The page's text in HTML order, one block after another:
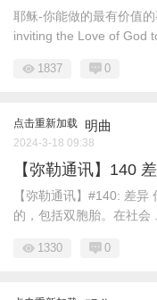
耶稣-你能做的最有价值
inviting the Love of God
1837 0
点击重新加载 明曲
2024-3-18 09:38
【弥勒通讯】140
【弥勒通讯】#140: 差
的，包括双胞胎。在社会 ...
1330 0